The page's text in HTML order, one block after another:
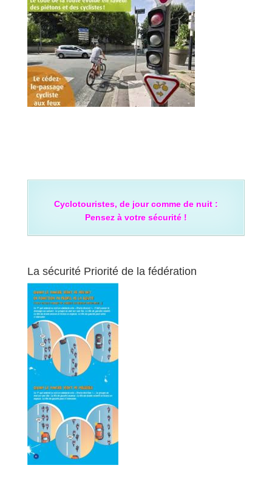
Cyclotouristes, de jour comme de nuit :
Pensez à votre sécurité !
La sécurité Priorité de la fédération